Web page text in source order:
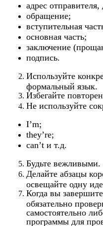
адрес отправителя,
обращение;
вступительная
основная часть;
заключение
подпись.
Используйте
формальный язык.
Избегайте
Не используйте
I’m;
they’re;
can’t и т.д.
Будьте вежливыми.
Делайте абзацы
освещайте одну
Когда вы
обязательно
самостоятельно
программы для